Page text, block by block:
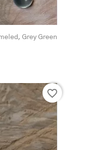
Grey Green
favorite_border